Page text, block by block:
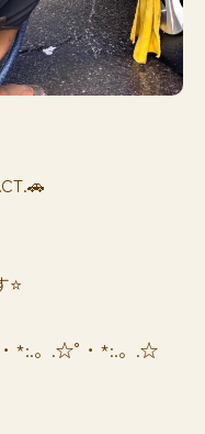
*:.。.☆°・*:.。.☆